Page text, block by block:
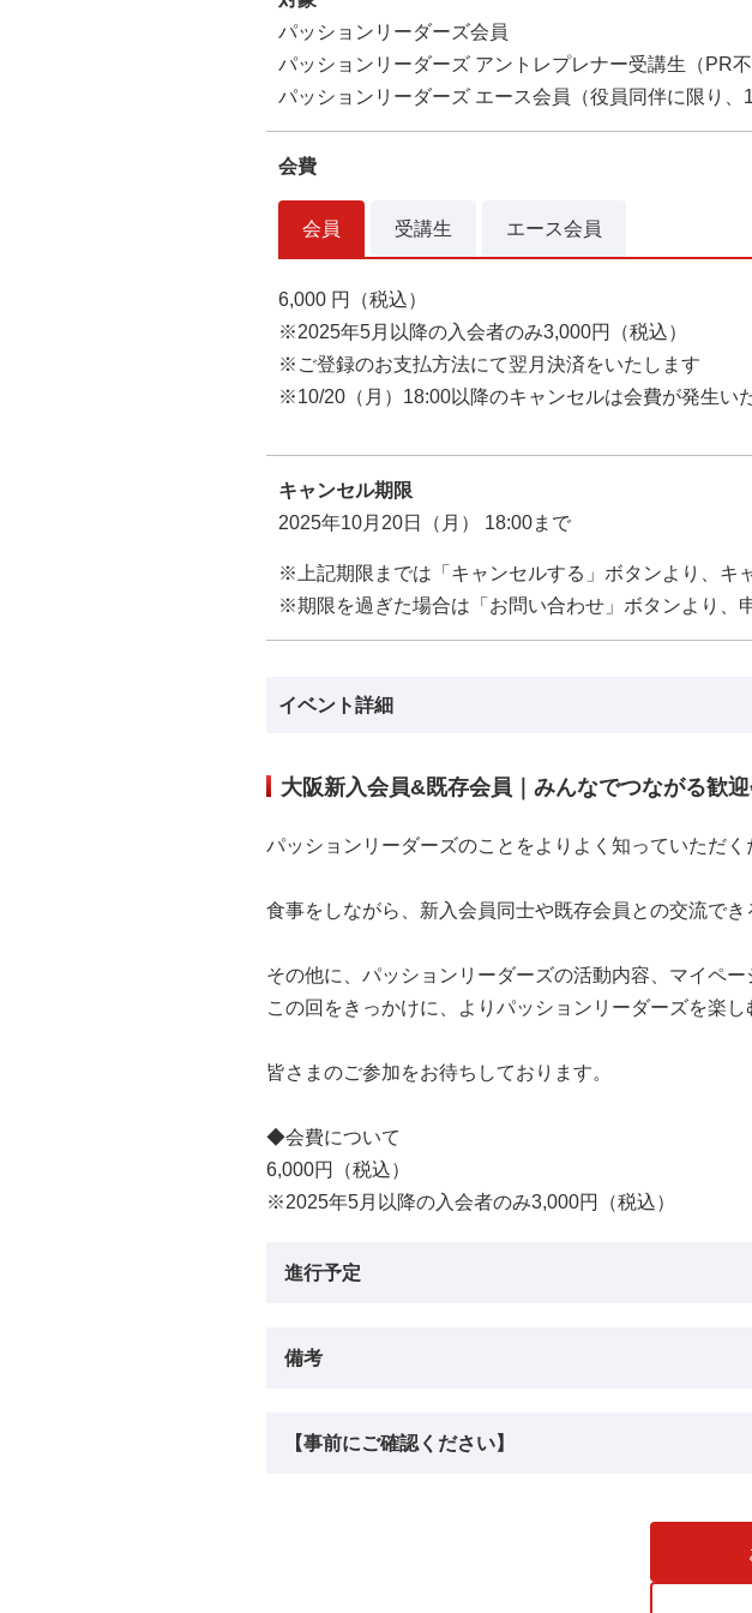
パッションリーダーズ会員
パッションリーダーズ アントレプレナー受講生（PR不
パッションリーダーズ エース会員（役員同伴に限り、1
会費
会員 受講生 エース会員
6,000 円（税込）
※2025年5月以降の入会者のみ3,000円（税込）
※ご登録のお支払方法にて翌月決済をいたします
※10/20（月）18:00以降のキャンセルは会費が発生い
キャンセル期限
2025年10月20日（月） 18:00まで
※上記期限までは「キャンセルする」ボタンより、キ
※期限を過ぎた場合は「お問い合わせ」ボタンより、
イベント詳細
大阪新入会員&既存会員｜みんなでつながる歓
パッションリーダーズのことをよりよく知っていただ
食事をしながら、新入会員同士や既存会員との交流でき
その他に、パッションリーダーズの活動内容、マイペ
この回をきっかけに、よりパッションリーダーズを楽し
皆さまのご参加をお待ちしております。
◆会費について
6,000円（税込）
※2025年5月以降の入会者のみ3,000円（税込）
進行予定
備考
【事前にご確認ください】